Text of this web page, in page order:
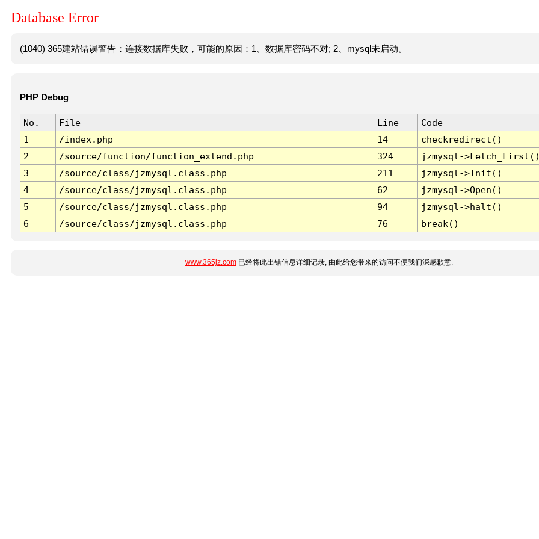
Database Error
(1040) 365建站错误警告：连接数据库失败，可能的原因：1、数据库密码不对; 2、mysql未启动。
PHP Debug
No. File Line
Code
1
/index.php 14
checkredirect()
2
/source/function/function_extend.php 324
jzmysql-
3
/source/class/jzmysql.class.php 211
jzmysql->Init()
4
/source/class/jzmysql.class.php 62
jzmysql->Open()
5
/source/class/jzmysql.class.php 94
jzmysql->halt()
6
/source/class/jzmysql.class.php 76 break()
www.365jz.com已经将此出错信息详细记录, 由此给您带来的访问不便我们深感歉意.